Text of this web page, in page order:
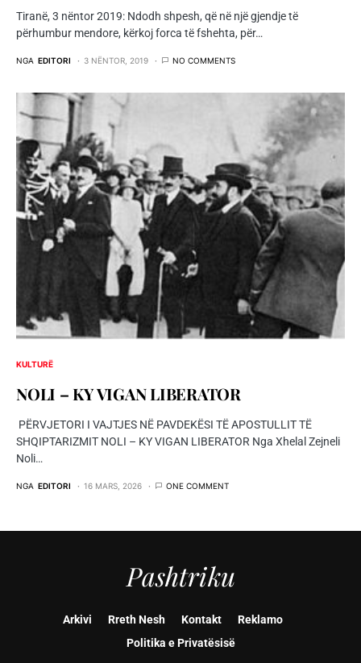
Tiranë, 3 nëntor 2019: Ndodh shpesh, që në një gjendje të
përhumbur mendore, kërkoj forca të fshehta, për…
NGA EDITORI 3 NËNTOR, 2019 NO COMMENTS
KULTURË
NOLI – KY VIGAN LIBERATOR
PËRVJETORI I VAJTJES NË PAVDEKËSI TË APOSTULLIT TË
SHQIPTARIZMIT NOLI – KY VIGAN LIBERATOR Nga Xhelal Zejneli
Noli…
NGA EDITORI 16 MARS, 2026 ONE COMMENT
Pashtriku
Arkivi Rreth Nesh Kontakt
Reklamo
Politika e Privatësisë